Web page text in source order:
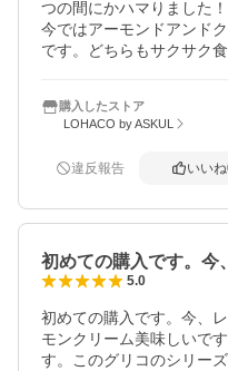
つの間にかハマりました！
今ではアーモンドアンド
です。どちらもサクサク
購入したストア
LOHACO by ASKUL
違反報告 いいね
初めての購入です。
5.0
初めての購入です。今、
モンクリーム美味しいで
す。このグリコのシリー